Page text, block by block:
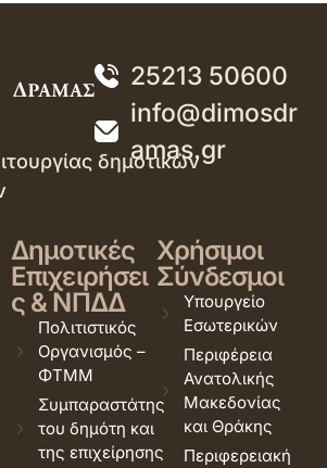
25213 50600
info@dimosdr
amas.gr
δημοτικών
Δημοτικές
Επιχειρήσει
ς & ΝΠΔΔ
Πολιτιστικός
Οργανισμός –
ΦΤΜΜ
Συμπαραστάτης
του δημότη και
της επιχείρησης
Χρήσιμοι
Σύνδεσμοι
Υπουργείο
Εσωτερικών
Περιφέρεια
Ανατολικής
Μακεδονίας
και Θράκης
Περιφερειακή